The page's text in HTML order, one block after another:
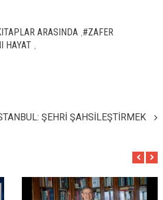
ARASINDA #ZAFER
HAYAT
ŞEHRİ ŞAHSİLEŞTİRMEK